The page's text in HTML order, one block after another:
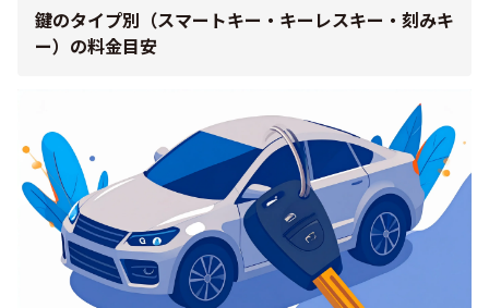
鍵のタイプ別（スマートキー・キーレスキー・刻みキ
ー）の料金目安